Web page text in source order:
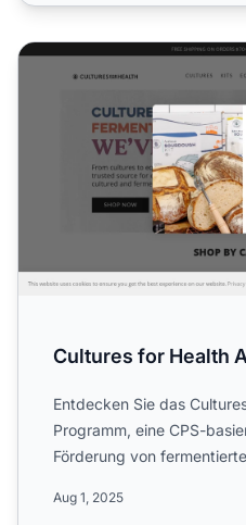
Cultures for Health
Cultures for Health
Entdecken Sie das
Programm, eine CPS-
Förderung von
Aug 1, 2025